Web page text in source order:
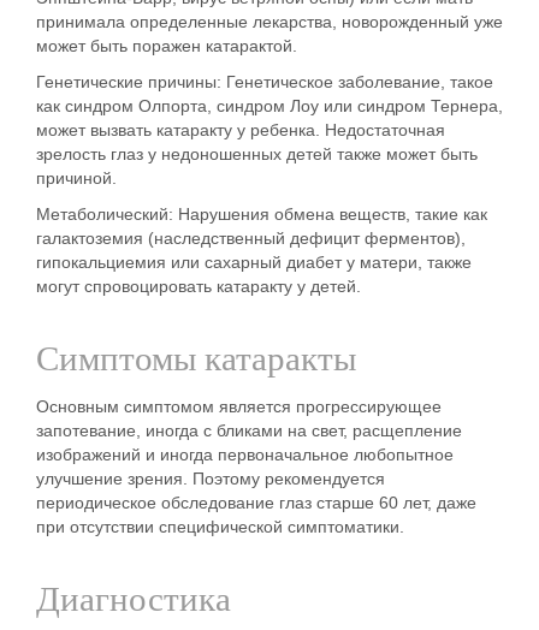
принимала определенные лекарства, новорожденный уже
может быть поражен катарактой.
Генетические причины: Генетическое заболевание, такое
как синдром Олпорта, синдром Лоу или синдром Тернера,
может вызвать катаракту у ребенка. Недостаточная
зрелость глаз у недоношенных детей также может быть
причиной.
Метаболический: Нарушения обмена веществ, такие как
галактоземия (наследственный дефицит ферментов),
гипокальциемия или сахарный диабет у матери, также
могут спровоцировать катаракту у детей.
Симптомы катаракты
Основным симптомом является прогрессирующее
запотевание, иногда с бликами на свет, расщепление
изображений и иногда первоначальное любопытное
улучшение зрения. Поэтому рекомендуется
периодическое обследование глаз старше 60 лет, даже
при отсутствии специфической симптоматики.
Диагностика